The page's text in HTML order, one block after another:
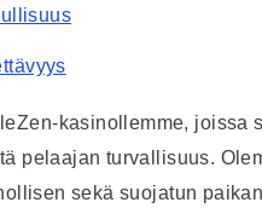
kasinollemme, joissa
pelaajan turvallisuus.
sekä suojatun